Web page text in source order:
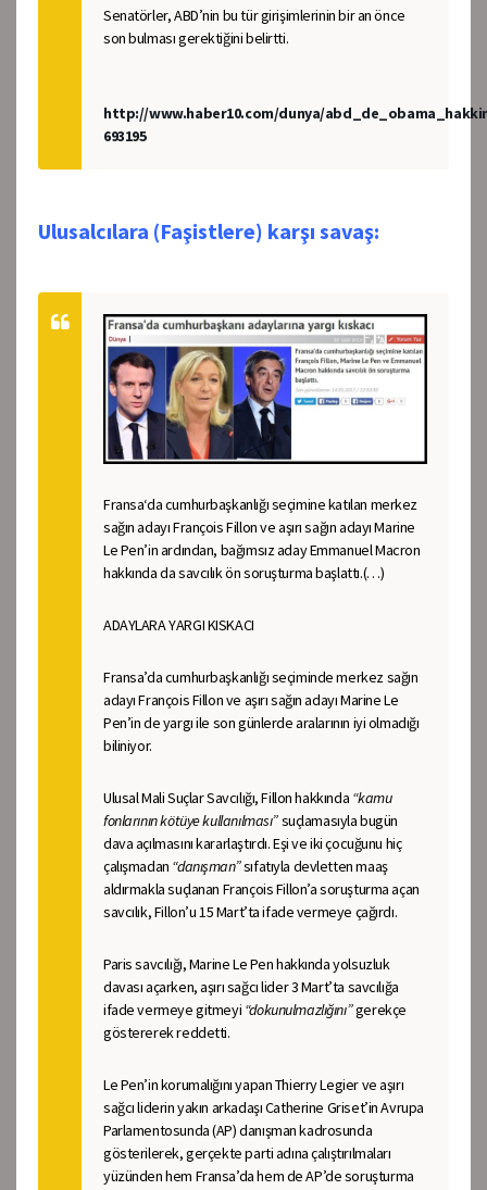
Senatörler, ABD’nin bu tür girişimlerinin bir an önce
son bulması gerektiğini belirtti.
http://www.haber10.com/dunya/
693195
Ulusalcılara (Faşistlere) karşı savaş:
Fransa‘da cumhurbaşkanlığı seçimine katılan merkez
sağın adayı François Fillon ve aşırı sağın adayı Marine
Le Pen’in ardından, bağımsız aday Emmanuel Macron
hakkında da savcılık ön soruşturma başlattı.(…)
ADAYLARA YARGI KISKACI
Fransa’da cumhurbaşkanlığı seçiminde merkez sağın
adayı François Fillon ve aşırı sağın adayı Marine Le
Pen’in de yargı ile son günlerde aralarının iyi olmadığı
biliniyor.
Ulusal Mali Suçlar Savcılığı, Fillon hakkında “kamu
fonlarının kötüye kullanılması”suçlamasıyla bugün
dava açılmasını kararlaştırdı. Eşi ve iki çocuğunu hiç
çalışmadan “danışman”sıfatıyla devletten maaş
aldırmakla suçlanan François Fillon’a soruşturma açan
savcılık, Fillon’u 15 Mart’ta ifade vermeye çağırdı.
Paris savcılığı, Marine Le Pen hakkında yolsuzluk
davası açarken, aşırı sağcı lider 3 Mart’ta savcılığa
ifade vermeye gitmeyi “dokunulmazlığını”gerekçe
göstererek reddetti.
Le Pen’in korumalığını yapan Thierry Legier ve aşırı
sağcı liderin yakın arkadaşı Catherine Griset’in Avrupa
Parlamentosunda (AP) danışman kadrosunda
gösterilerek, gerçekte parti adına çalıştırılmaları
yüzünden hem Fransa’da hem de AP’de soruşturma